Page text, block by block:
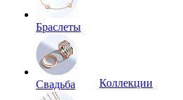
Браслеты
Свадьба
Коллекции